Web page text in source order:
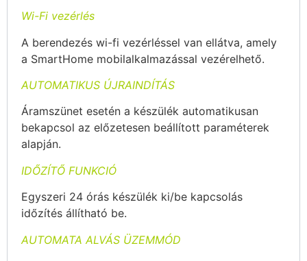
Wi-Fi vezérlés
A berendezés wi-fi vezérléssel van ellátva, amely
a SmartHome mobilalkalmazással vezérelhető.
AUTOMATIKUS ÚJRAINDÍTÁS
Áramszünet esetén a készülék automatikusan
bekapcsol az előzetesen beállított paraméterek
alapján.
IDŐZÍTŐ FUNKCIÓ
Egyszeri 24 órás készülék ki/be kapcsolás
időzítés állítható be.
AUTOMATA ALVÁS ÜZEMMÓD